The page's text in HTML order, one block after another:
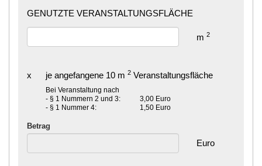
GENUTZTE VERANSTALTUNGSFLÄCHE
m 2
x je angefangene 10 m2 Veranstaltungsfläche
Bei Veranstaltung nach
- § 1 Nummern 2 und 3:
- § 1 Nummer 4:
3,00 Euro
1,50 Euro
Betrag
Euro